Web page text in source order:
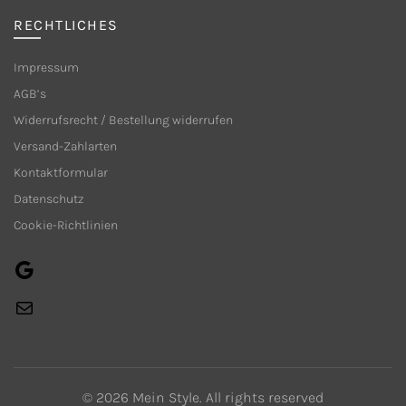
RECHTLICHES
Impressum
AGB’s
Widerrufsrecht / Bestellung widerrufen
Versand-Zahlarten
Kontaktformular
Datenschutz
Cookie-Richtlinien
© 2026 Mein Style. All rights reserved